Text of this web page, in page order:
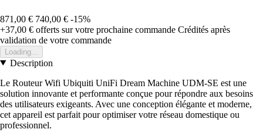
871,00 € 740,00 € -15%
+37,00 € offerts sur votre prochaine commande Crédités après
validation de votre commande
Loading...
Description
Le Routeur Wifi Ubiquiti UniFi Dream Machine UDM-SE est une
solution innovante et performante conçue pour répondre aux besoins
des utilisateurs exigeants. Avec une conception élégante et moderne,
cet appareil est parfait pour optimiser votre réseau domestique ou
professionnel.